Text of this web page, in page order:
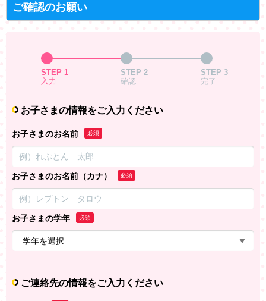
ご確認のお願い
STEP 1
入力
STEP 2
確認
STEP 3
完了
お子さまの情報をご入力ください
お子さまのお名前 必須
お子さまのお名前（カナ） 必須
お子さまの学年 必須
ご連絡先の情報をご入力ください